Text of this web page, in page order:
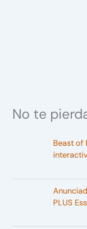
No te
Beast of
PLUS